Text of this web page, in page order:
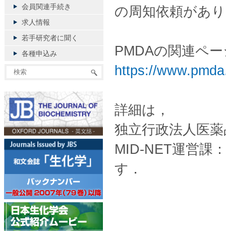
の周知依頼があ
PMDAの関連ペ
https://
詳細は，
独立行政法人医
MID-NET運営課
す．
会員関連手続き
求人情報
若手研究者に聞く
各種申込み